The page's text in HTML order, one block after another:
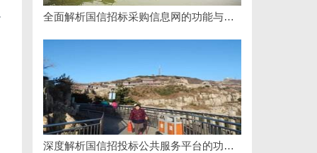
全面解析国信招标采购信息网的功能与优势
深度解析国信招投标公共服务平台的功能与优势